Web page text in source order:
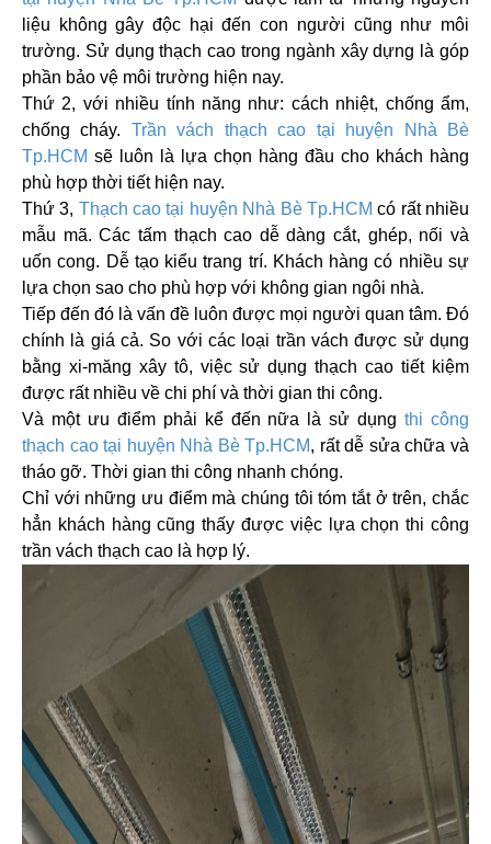
liệu không gây độc hại đến con người cũng như môi
trường. Sử dụng thạch cao trong ngành xây dựng là góp
phần bảo vệ môi trường hiện nay.
Thứ 2, với nhiều tính năng như: cách nhiệt, chống ẩm,
chống cháy. Trần vách thạch cao tại huyện Nhà Bè
Tp.HCM sẽ luôn là lựa chọn hàng đầu cho khách hàng
phù hợp thời tiết hiện nay.
Thứ 3, Thạch caotại huyện Nhà Bè Tp.HCM có rất nhiều
mẫu mã. Các tấm thạch cao dễ dàng cắt, ghép, nối và
uốn cong. Dễ tạo kiểu trang trí. Khách hàng có nhiều sự
lựa chọn sao cho phù hợp với không gian ngôi nhà.
Tiếp đến đó là vấn đề luôn được mọi người quan tâm. Đó
chính là giá cả. So với các loại trần vách được sử dụng
bằng xi-măng xây tô, việc sử dụng thạch cao tiết kiệm
được rất nhiều về chi phí và thời gian thi công.
Và một ưu điểm phải kể đến nữa là sử dụngthi công
thạch caotại huyện Nhà Bè Tp.HCM, rất dễ sửa chữa và
tháo gỡ. Thời gian thi công nhanh chóng.
Chỉ với những ưu điểm mà chúng tôi tóm tắt ở trên, chắc
hẳn khách hàng cũng thấy được việc lựa chọn thi công
trần vách thạch cao là hợp lý.